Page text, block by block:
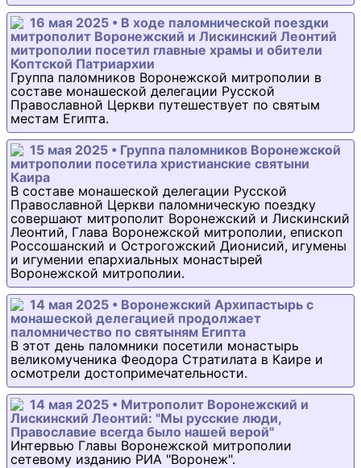
16 мая 2025 • В ходе паломнической поездки
митрополит Воронежский и Лискинский Леонтий
митрополии посетил главные храмы и обители
Коптской Патриархии
Группа паломников Воронежской митрополии в
составе монашеской делегации Русской
Православной Церкви путешествует по святым
местам Египта.
15 мая 2025 • Группа паломников Воронежской
митрополии посетила христианские святыни
Каира
В составе монашеской делегации Русской
Православной Церкви паломническую поездку
совершают митрополит Воронежский и Лискинский
Леонтий, Глава Воронежской митрополии, епископ
Россошанский и Острогожский Дионисий, игумены
и игумении епархиальных монастырей
Воронежской митрополии.
14 мая 2025 • Воронежский Архипастырь с
монашеской делегацией продолжает
паломничество по святыням Египта
В этот день паломники посетили монастырь
великомученика Феодора Стратилата в Каире и
осмотрели достопримечательности.
14 мая 2025 • Митрополит Воронежский и
Лискинский Леонтий: "Мы русские люди,
Православие всегда было нашей верой"
Интервью Главы Воронежской митрополии
сетевому изданию РИА "Воронеж".